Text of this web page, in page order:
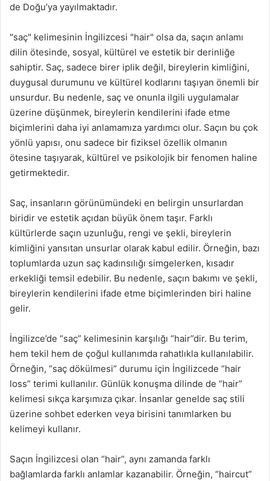
de Doğu’ya yayılmaktadır.
"saç" kelimesinin İngilizcesi "hair" olsa da, saçın anlamı
dilin ötesinde, sosyal, kültürel ve estetik bir derinliğe
sahiptir. Saç, sadece birer iplik değil, bireylerin kimliğini,
duygusal durumunu ve kültürel kodlarını taşıyan önemli bir
unsurdur. Bu nedenle, saç ve onunla ilgili uygulamalar
üzerine düşünmek, bireylerin kendilerini ifade etme
biçimlerini daha iyi anlamamıza yardımcı olur. Saçın bu çok
yönlü yapısı, onu sadece bir fiziksel özellik olmanın
ötesine taşıyarak, kültürel ve psikolojik bir fenomen haline
getirmektedir.
Saç, insanların görünümündeki en belirgin unsurlardan
biridir ve estetik açıdan büyük önem taşır. Farklı
kültürlerde saçın uzunluğu, rengi ve şekli, bireylerin
kimliğini yansıtan unsurlar olarak kabul edilir. Örneğin, bazı
toplumlarda uzun saç kadınsılığı simgelerken, kısadır
erkekliği temsil edebilir. Bu nedenle, saçın bakımı ve şekli,
bireylerin kendilerini ifade etme biçimlerinden biri haline
gelir.
İngilizce’de “saç” kelimesinin karşılığı “hair”dir. Bu terim,
hem tekil hem de çoğul kullanımda rahatlıkla kullanılabilir.
Örneğin, “saç dökülmesi” durumu için İngilizcede “hair
loss” terimi kullanılır. Günlük konuşma dilinde de “hair”
kelimesi sıkça karşımıza çıkar. İnsanlar genelde saç stili
üzerine sohbet ederken veya birisini tanımlarken bu
kelimeyi kullanır.
Saçın İngilizcesi olan “hair”, aynı zamanda farklı
bağlamlarda farklı anlamlar kazanabilir. Örneğin, “haircut”